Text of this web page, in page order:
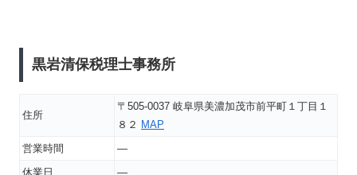
黒岩清保税理士事務所
住所
〒505-0037 岐阜県美濃加茂市前平町１丁目１
８２ MAP
営業時間
―
休業日
―